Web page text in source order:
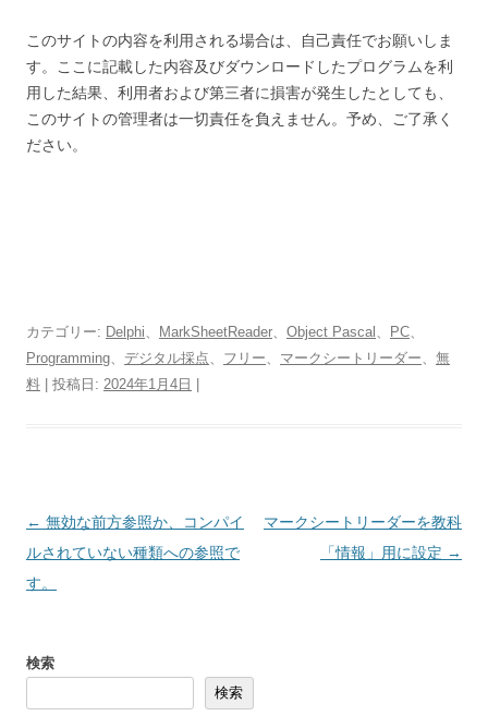
このサイトの内容を利用される場合は、自己責任でお願いしま
す。ここに記載した内容及びダウンロードしたプログラムを利
用した結果、利用者および第三者に損害が発生したとしても、
このサイトの管理者は一切責任を負えません。予め、ご了承く
ださい。
カテゴリー: Delphi、 MarkSheetReader、 Object Pascal 、 PC、
Programming、 デジタル採点、 フリー、 マークシートリーダー、 無
料 | 投稿日: 2024年1月4日
投
稿
ナ
ー
シ
← 無効な前方参照か、コンパイ
ルされていない種類への参照で
す。
マークシートリーダーを教科
「情報」用に設定 →
検索
検索